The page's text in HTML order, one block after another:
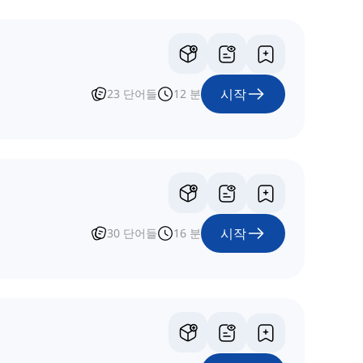
23 단어들 12 분 시작
30 단어들 16 분 시작